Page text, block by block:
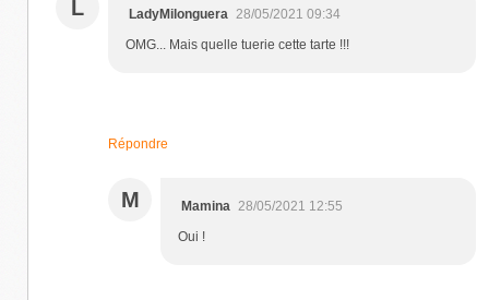
L LadyMilonguera
28/05/2021 09:34
OMG... Mais quelle tuerie cette tarte !!!
Répondre
M Mamina
28/05/2021 12:55
Oui !